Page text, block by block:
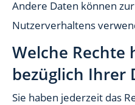
Andere Daten können
Nutzerverhaltens
Welche Rechte
bezüglich Ihrer
Sie haben jederzeit das